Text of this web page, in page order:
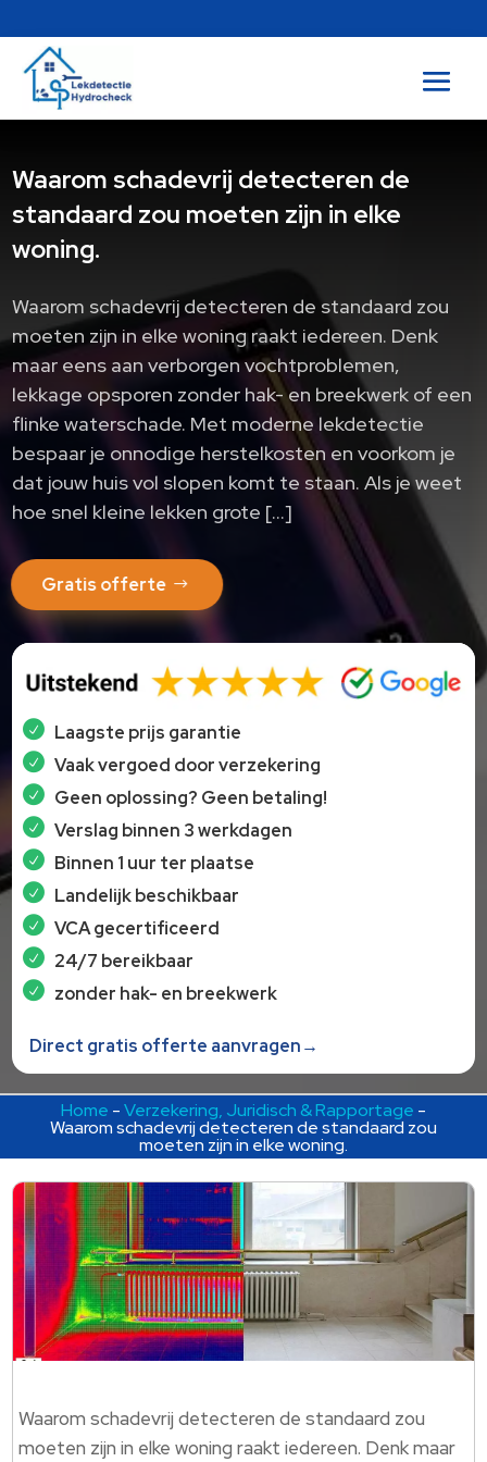
Waarom schadevrij detecteren de
standaard zou moeten zijn in elke
woning.
Waarom schadevrij detecteren de standaard zou
moeten zijn in elke woning raakt iedereen. Denk
maar eens aan verborgen vochtproblemen,
lekkage opsporen zonder hak- en breekwerk of een
flinke waterschade. Met moderne lekdetectie
bespaar je onnodige herstelkosten en voorkom je
dat jouw huis vol slopen komt te staan. Als je weet
hoe snel kleine lekken grote […]
Gratis offerte
Laagste prijs garantie
Vaak vergoed door verzekering
Geen oplossing? Geen betaling!
Verslag binnen 3 werkdagen
Binnen 1 uur ter plaatse
Landelijk beschikbaar
VCA gecertificeerd
24/7 bereikbaar
zonder hak- en breekwerk
Direct gratis offerte aanvragen→
Home -Verzekering, Juridisch & Rapportage -
Waarom schadevrij detecteren de standaard zou
moeten zijn in elke woning.
Waarom schadevrij detecteren de standaard zou
moeten zijn in elke woning raakt iedereen. Denk maar